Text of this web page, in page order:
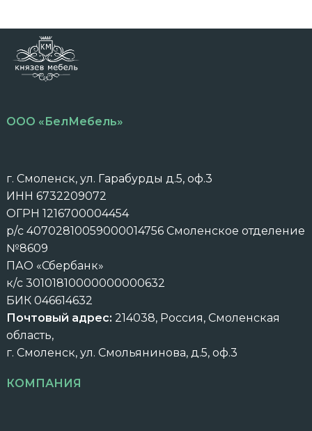
ООО «БелМебель»
г. Смоленск, ул. Гарабурды д.5, оф.3
ИНН 6732209072
ОГРН 1216700004454
р/с 40702810059000014756 Смоленское отделение
№8609
ПАО «Сбербанк»
к/с 30101810000000000632
БИК 046614632
Почтовый адрес: 214038, Россия, Смоленская
область,
г. Смоленск, ул. Смольянинова, д.5, оф.3
КОМПАНИЯ